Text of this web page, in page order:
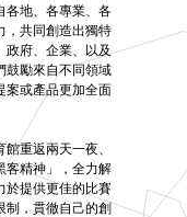
各地、各專業、各
，共同創造出獨特
政府、企業、以及
鼓勵來自不同領域
案或產品更加全面
重返兩天一夜、
客精神」，全力解
於提供更佳的比賽
制，貫徹自己的創